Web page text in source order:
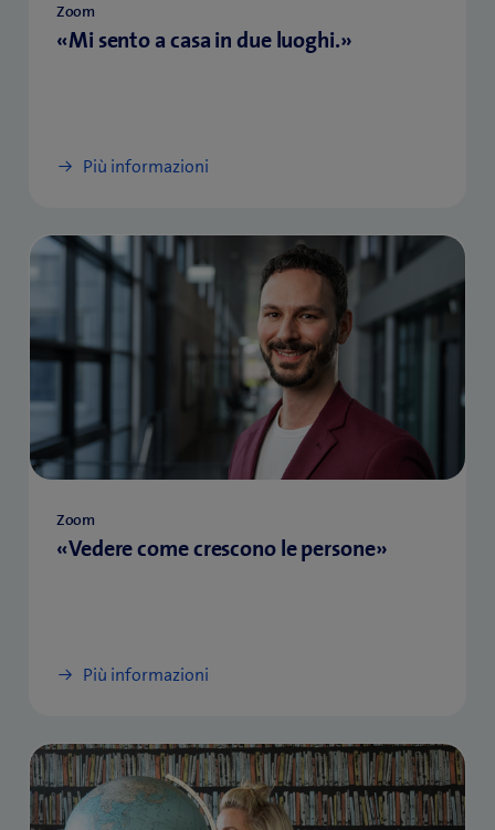
Zoom
«Mi sento a casa in due luoghi.»
Più informazioni
Zoom
«Vedere come crescono le persone»
Più informazioni